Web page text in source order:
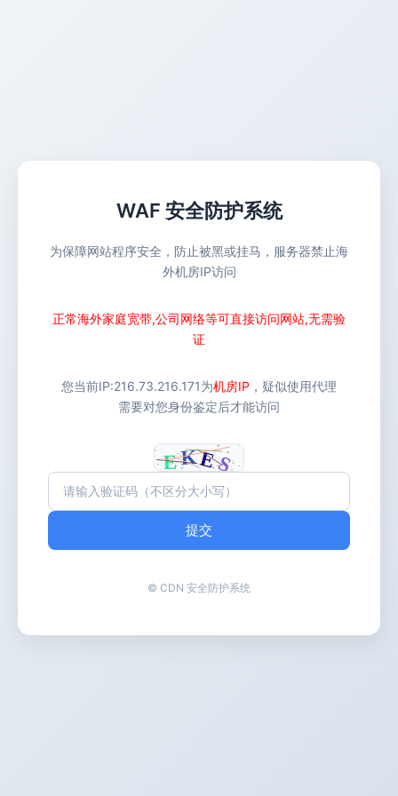
WAF 安全防护系统
为保障网站程序安全，防止被黑或挂马，服务器禁止海
外机房IP访问
正常海外家庭宽带,公司网络等可直接访问网站,无需验
证
您当前IP:216.73.216.171为机房IP ，疑似使用代理
需要对您身份鉴定后才能访问
提交
© CDN 安全防护系统